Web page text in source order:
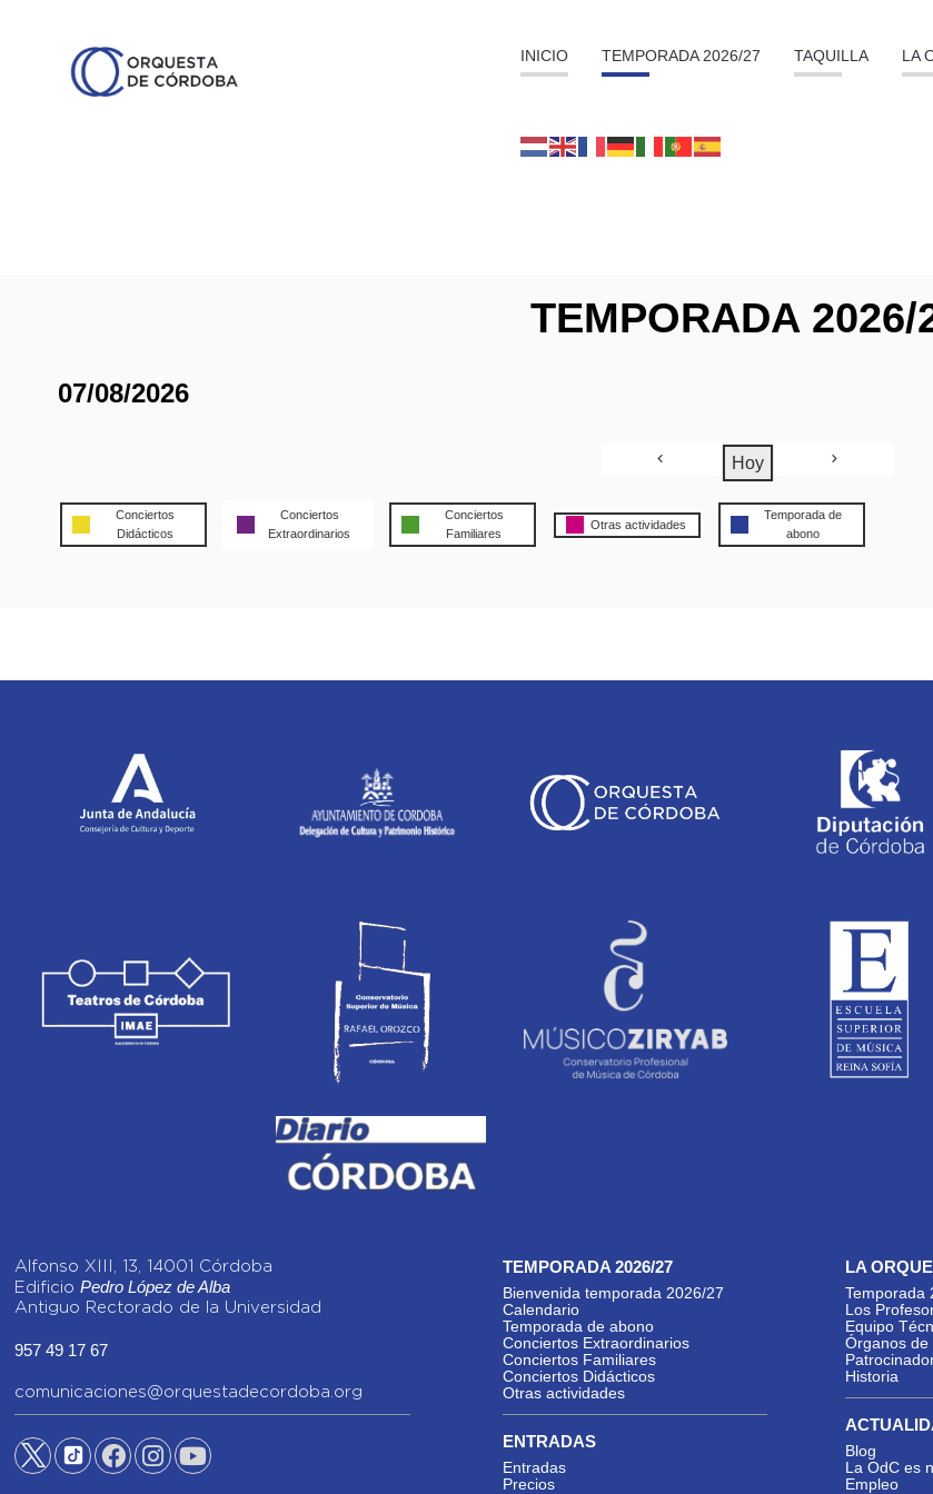
INICIO TEMPORADA 2026/27 TAQUILLA LA
TEMPORADA 2026/
07/08/2026
Hoy
Conciertos
Didácticos
Conciertos
Extraordinarios
Conciertos
Familiares
Otras actividades
Temporada de
abono
Alfonso XIII, 13, 14001 Córdoba
Edificio Pedro López de Alba
Antiguo Rectorado de la Universidad
957 49 17 67
comunicaciones@orquestadecordoba.org
TEMPORADA 2026/27
Bienvenida temporada 2026/27
Calendario
Temporada de abono
Conciertos Extraordinarios
Conciertos Familiares
Conciertos Didácticos
Otras actividades
ENTRADAS
Entradas
Precios
LA
Temporada
Los
Equipo
Órganos de
Historia
Blog
La OdC es
Empleo